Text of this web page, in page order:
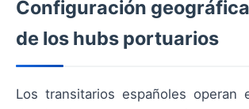
Configuración
de los hubs portuarios
Los transitarios españoles operan